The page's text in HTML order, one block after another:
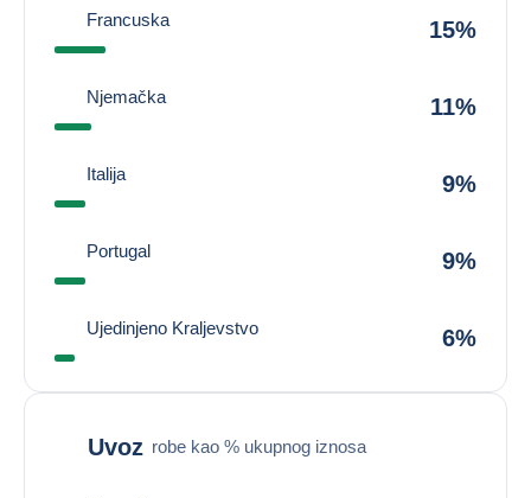
Francuska 15%
Njemačka 11%
Italija 9%
Portugal 9%
Ujedinjeno Kraljevstvo 6%
Uvoz robe kao % ukupnog iznosa